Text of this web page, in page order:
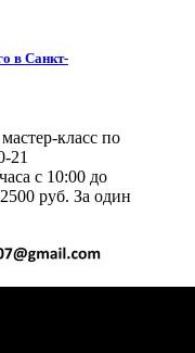
в Санкт-
класс по
21
с 10:00 до
руб. За один